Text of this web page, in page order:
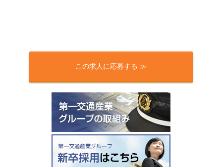
この求人に応募する ≫